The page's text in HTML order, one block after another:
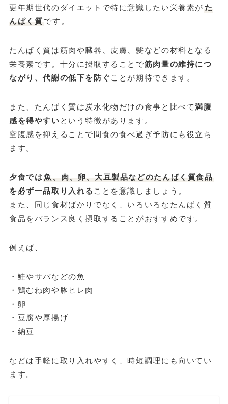
更年期世代のダイエットで特に意識したい栄養素が た
んぱく質 です。
たんぱく質は筋肉や臓器、皮膚、髪などの材料となる
栄養素です。十分に摂取することで筋肉量の維持につ
ながり、代謝の低下を防ぐ ことが期待できます。
また、たんぱく質は炭水化物だけの食事と比べて満腹
感を得やすい という特徴があります。
空腹感を抑えることで間食の食べ過ぎ予防にも役立ち
ます。
夕食では魚、肉、卵、大豆製品などのたんぱく質食品
を必ず一品取り入れる ことを意識しましょう。
また、同じ食材ばかりでなく、いろいろなたんぱく質
食品をバランス良く摂取することがおすすめです。
例えば、
・鮭やサバなどの魚
・鶏むね肉や豚ヒレ肉
・卵
・豆腐や厚揚げ
・納豆
などは手軽に取り入れやすく、時短調理にも向いてい
ます。